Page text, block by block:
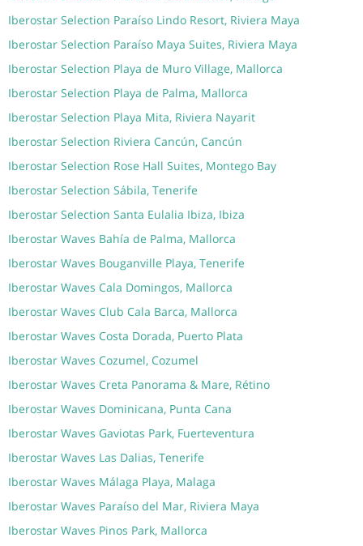
Iberostar Selection Paraíso Lindo Resort, Riviera Maya
Iberostar Selection Paraíso Maya Suites, Riviera Maya
Iberostar Selection Playa de Muro Village, Mallorca
Iberostar Selection Playa de Palma, Mallorca
Iberostar Selection Playa Mita, Riviera Nayarit
Iberostar Selection Riviera Cancún, Cancún
Iberostar Selection Rose Hall Suites, Montego Bay
Iberostar Selection Sábila, Tenerife
Iberostar Selection Santa Eulalia Ibiza, Ibiza
Iberostar Waves Bahía de Palma, Mallorca
Iberostar Waves Bouganville Playa, Tenerife
Iberostar Waves Cala Domingos, Mallorca
Iberostar Waves Club Cala Barca, Mallorca
Iberostar Waves Costa Dorada, Puerto Plata
Iberostar Waves Cozumel, Cozumel
Iberostar Waves Creta Panorama & Mare, Rétino
Iberostar Waves Dominicana, Punta Cana
Iberostar Waves Gaviotas Park, Fuerteventura
Iberostar Waves Las Dalias, Tenerife
Iberostar Waves Málaga Playa, Malaga
Iberostar Waves Paraíso del Mar, Riviera Maya
Iberostar Waves Pinos Park, Mallorca